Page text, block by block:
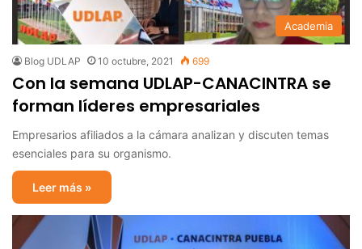
Academia
Blog UDLAP 10 octubre, 2021 699
Con la semana UDLAP-CANACINTRA se
forman líderes empresariales
Empresarios afiliados a la cámara analizan y discuten temas
esenciales para su organismo.
Leer más »